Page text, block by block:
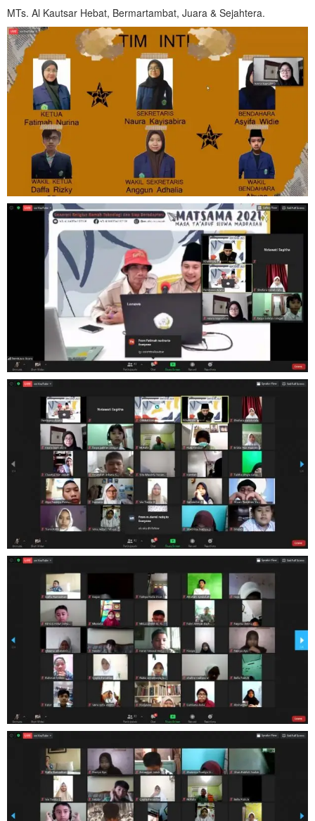
MTs. Al Kautsar Hebat, Bermartambat, Juara & Sejahtera.